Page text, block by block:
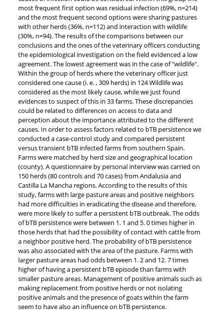
most frequent first option was residual infection (69%, n=214)
and the most frequent second options were sharing pastures
with other herds (36%, n=112) and interaction with wildlife
(30%, n=94). The results of the comparisons between our
conclusions and the ones of the veterinary officers conducting
the epidemiological investigation on the field evidenced a low
agreement. The lowest agreement was in the case of "wildlife".
Within the group of herds where the veterinary officer just
considered one cause (i. e. , 309 herds) in 124 Wildlife was
considered as the most likely cause, while we just found
evidences to suspect of this in 33 farms. These discrepancies
could be related to differences on access to data and
perception about the importance attributed to the different
causes. In order to assess factors related to bTB persistence we
conducted a case-control study and compared persistent
versus transient bTB infected farms from southern Spain.
Farms were matched by herd size and geographical location
(county). A questionnaire by personal interview was carried on
150 herds (80 controls and 70 cases) from Andalusia and
Castilla La Mancha regions. According to the results of this
study, farms with large pasture areas and positive neighbors
had more difficulties in eradicating the disease and therefore,
were more likely to suffer a persistent bTB outbreak. The odds
of bTB persistence were between 1. 1 and 5. 0 times higher in
those herds that had the possibility of contact with cattle from
a neighbor positive herd. The probability of bTB persistence
was also associated with the area of the pasture. Farms with
larger pasture areas had odds between 1. 2 and 12. 7 times
higher of having a persistent bTB episode than farms with
smaller pasture areas. Management of positive animals such as
making replacement from positive herds or not isolating
positive animals and the presence of goats within the farm
seem to have also an influence on bTB persistence.